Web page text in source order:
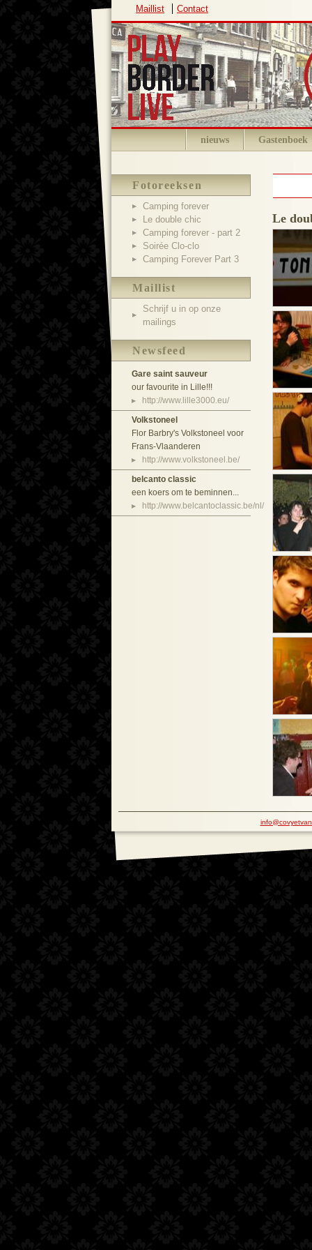
Maillist Contact
nieuws Gastenboek
Le
Fotoreeksen
Camping forever
Le double chic
Camping forever - part 2
Soirée Clo-clo
Camping Forever Part 3
Maillist
Schrijf u in op onze
mailings
Newsfeed
Gare saint sauveur
our favourite in Lille!!!
http://www.lille3000.eu/
Volkstoneel
Flor Barbry's Volkstoneel voor
Frans-Vlaanderen
http://www.volkstoneel.be/
belcanto classic
een koers om te beminnen...
http://www.belcantoclassic.be/nl/